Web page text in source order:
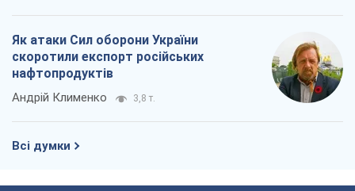
Як атаки Сил оборони України
скоротили експорт російських
нафтопродуктів
Андрій Клименко 3,8 т.
Всі думки